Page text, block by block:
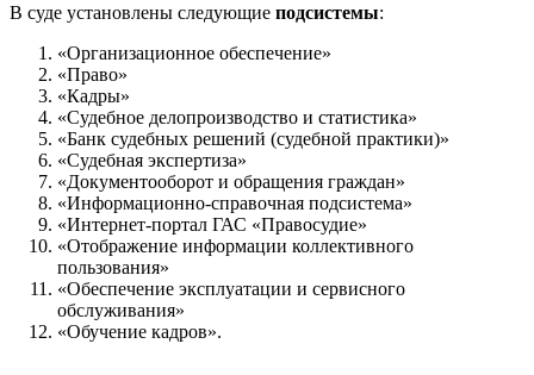
В суде установлены следующие подсистемы:
«Организационное обеспечение»
«Право»
«Кадры»
«Судебное делопроизводство и статистика»
«Банк судебных решений (судебной практики)»
«Судебная экспертиза»
«Документооборот и обращения граждан»
«Информационно-справочная подсистема»
«Интернет-портал ГАС «Правосудие»
«Отображение информации коллективного
пользования»
«Обеспечение эксплуатации и сервисного
обслуживания»
«Обучение кадров».